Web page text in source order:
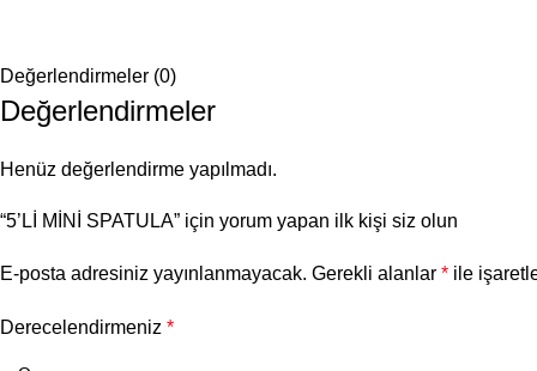
Değerlendirmeler (0)
Değerlendirmeler
Henüz değerlendirme yapılmadı.
“5’Lİ MİNİ SPATULA” için yorum yapan ilk kişi siz olun
E-posta adresiniz yayınlanmayacak. Gerekli alanlar * ile
Derecelendirmeniz *